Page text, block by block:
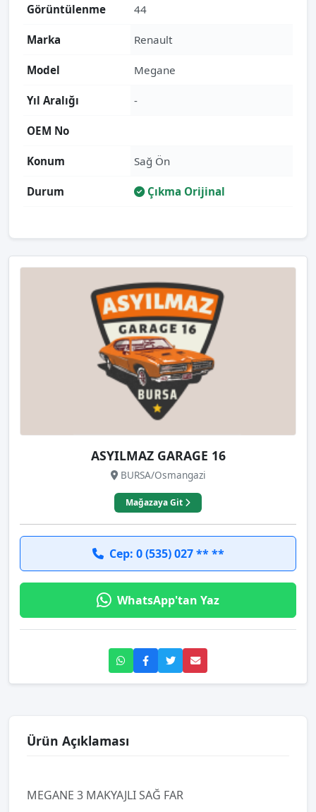
Görüntülenme 44
Marka Renault
Model Megane
Yıl Aralığı -
OEM No
Konum Sağ Ön
Durum Çıkma Orijinal
ASYILMAZ GARAGE 16
BURSA/Osmangazi
Mağazaya Git
Cep: 0 (535) 027 ** **
WhatsApp'tan Yaz
Ürün Açıklaması
MEGANE 3 MAKYAJLI SAĞ FAR